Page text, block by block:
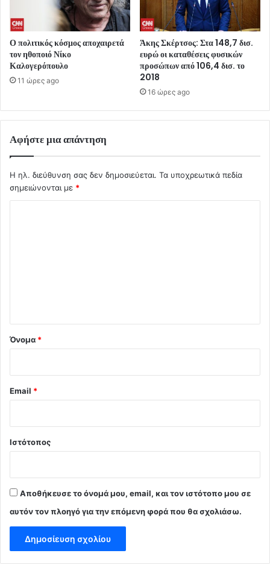
Ο πολιτικός κόσμος αποχαιρετά
τον ηθοποιό Νίκο
Καλογερόπουλο
11 ώρες ago
Άκης Σκέρτσος: Στα 148,7 δισ.
ευρώ οι καταθέσεις φυσικών
προσώπων από 106,4 δισ. το
2018
16 ώρες ago
Αφήστε μια απάντηση
Η ηλ. διεύθυνση σας δεν δημοσιεύεται. Τα υποχρεωτικά πεδία
σημειώνονται με *
Όνομα *
Email *
Ιστότοπος
Αποθήκευσε το όνομά μου, email, και τον ιστότοπο μου σε
αυτόν τον πλοηγό για την επόμενη φορά που θα σχολιάσω.